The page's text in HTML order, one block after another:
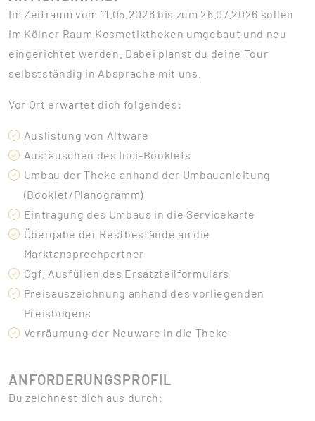
Im Zeitraum vom 11.05.2026 bis zum 26.07.2026 sollen
im Kölner Raum Kosmetiktheken umgebaut und neu
eingerichtet werden. Dabei planst du deine Tour
selbstständig in Absprache mit uns.
Vor Ort erwartet dich folgendes:
Auslistung von Altware
Austauschen des Inci-Booklets
Umbau der Theke anhand der Umbauanleitung
(Booklet/Planogramm)
Eintragung des Umbaus in die Servicekarte
Übergabe der Restbestände an die
Marktansprechpartner
Ggf. Ausfüllen des Ersatzteilformulars
Preisauszeichnung anhand des vorliegenden
Preisbogens
Verräumung der Neuware in die Theke
ANFORDERUNGSPROFIL
Du zeichnest dich aus durch: